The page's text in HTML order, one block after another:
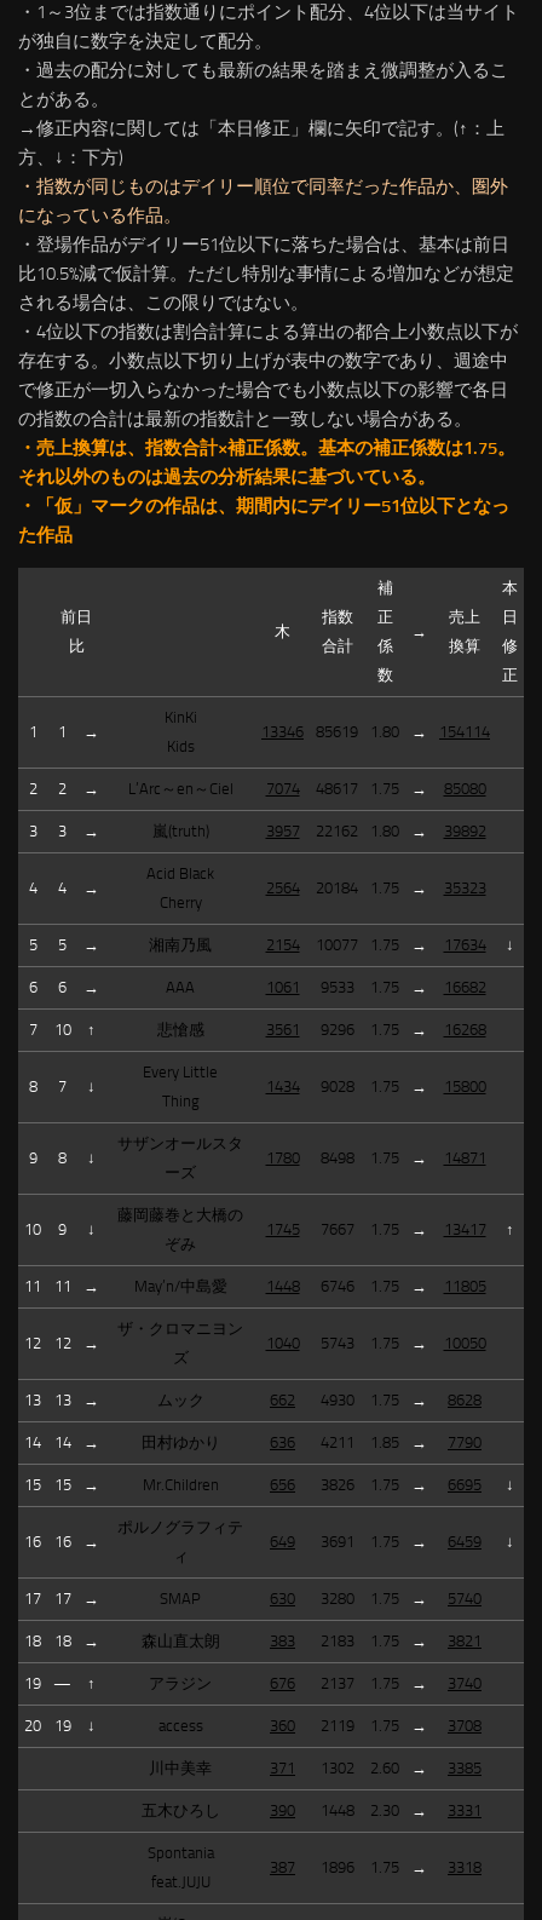
・1～3位までは指数通りにポイント配分、4位以下は当サイト
が独自に数字を決定して配分。
・過去の配分に対しても最新の結果を踏まえ微調整が入るこ
とがある。
→修正内容に関しては「本日修正」欄に矢印で記す。(↑：上
方、↓：下方)
・指数が同じものはデイリー順位で同率だった作品か、圏外
になっている作品。
・登場作品がデイリー51位以下に落ちた場合は、基本は前日
比10.5%減で仮計算。ただし特別な事情による増加などが想定
される場合は、この限りではない。
・4位以下の指数は割合計算による算出の都合上小数点以下が
存在する。小数点以下切り上げが表中の数字であり、週途中
で修正が一切入らなかった場合でも小数点以下の影響で各日
の指数の合計は最新の指数計と一致しない場合がある。
・売上換算は、指数合計×補正係数。基本の補正係数は1.75。
それ以外のものは過去の分析結果に基づいている。
・「仮」マークの作品は、期間内にデイリー51位以下となっ
た作品
前日
比
木
指数
合計
補
正
係
数
→
売上
換算
本
日
修
正
1 1 →
KinKi
Kids
13346 85619 1.80 → 154114
2 2 → L’Arc～en～Ciel 7074 48617 1.75 → 85080
3 3 → 嵐(truth) 3957 22162 1.80 → 39892
4 4 →
Acid Black
Cherry
2564 20184 1.75 → 35323
5 5 → 湘南乃風 2154 10077 1.75 → 17634 ↓
6 6 → AAA 1061 9533 1.75 → 16682
7 10 ↑ 悲愴感 3561 9296 1.75 → 16268
8 7 ↓
Every Little
Thing
1434 9028 1.75 → 15800
9 8 ↓
サザンオールスタ
ーズ
1780 8498 1.75 → 14871
10 9 ↓
藤岡藤巻と大橋の
ぞみ
1745 7667 1.75 → 13417 ↑
11 11 → May’n/中島愛 1448 6746 1.75 → 11805
12 12 →
ザ・クロマニヨン
ズ
1040 5743 1.75 → 10050
13 13 → ムック 662 4930 1.75 → 8628
14 14 → 田村ゆかり 636 4211 1.85 → 7790
15 15 → Mr.Children 656 3826 1.75 → 6695 ↓
16 16 →
ポルノグラフィテ
ィ
649 3691 1.75 → 6459 ↓
17 17 → SMAP 630 3280 1.75 → 5740
18 18 → 森山直太朗 383 2183 1.75 → 3821
19 — ↑ アラジン 676 2137 1.75 → 3740
20 19 ↓ access 360 2119 1.75 → 3708
川中美幸 371 1302 2.60 → 3385
五木ひろし 390 1448 2.30 → 3331
Spontania
feat.JUJU
387 1896 1.75 → 3318